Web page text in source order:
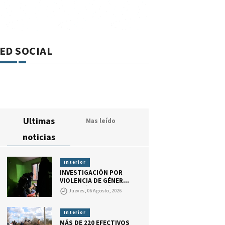
SOCIAL
Ultimas
noticias
Mas leído
Interior
INVESTIGACIÓN POR
VIOLENCIA DE GÉNERO Y
PRIVACIÓN ILEGÍTIMA
DE LA LIBERTAD
Jueves, 06 Agosto, 2026
Interior
MÁS DE 220 EFECTIVOS